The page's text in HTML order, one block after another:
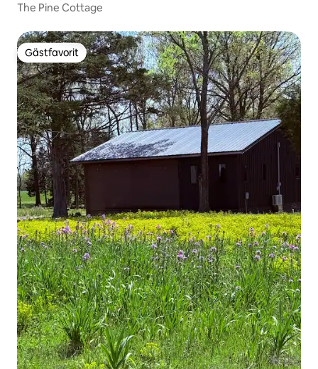
The Pine Cottage
Gästfavorit
Gästfavorit